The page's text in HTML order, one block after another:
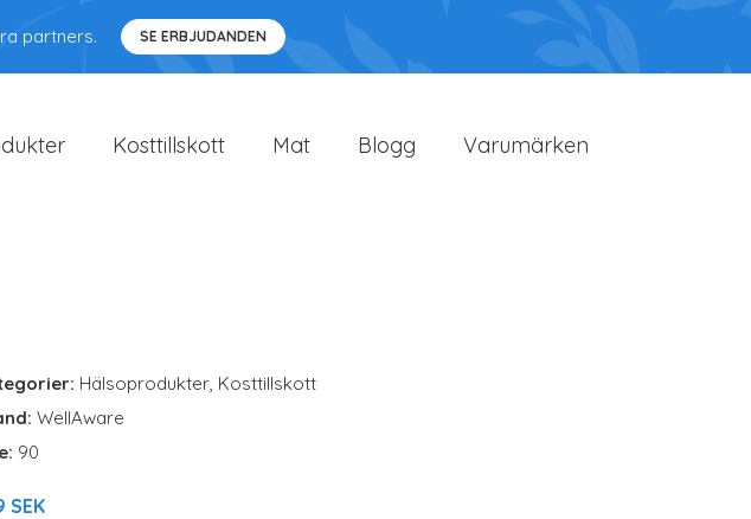
partners. SE ERBJUDANDEN
Kosttillskott Mat Blogg Varumärken
Hälsoprodukter, Kosttillskott
WellAware
90
SEK